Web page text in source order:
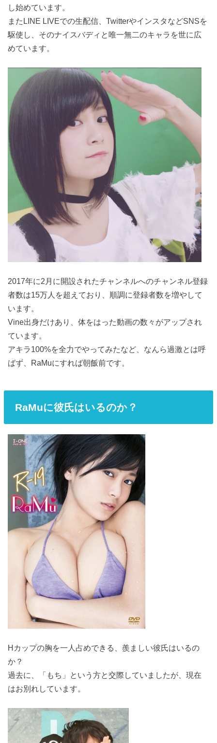
し始めています。
またLINE LIVEでの生配信、TwitterやインスタなどSNSを
駆使し、そのナイスバディと唯一無二のキャラを世に広
めています。
2017年に2月に開設されたチャンネルへのチャンネル登録
者数は15万人を超えており、順調に登録者数を増やして
います。
Vine出身だけあり、体をはった動画の数々がアップされ
ています。
アキラ100%を全力でやってみたなど、なんら過激とは呼
ばず、RaMuにすれば朝飯前です。
RaMuに彼氏はいるのか？
Hカップの胸を一人占めできる、羨ましい彼氏はいるの
か？
過去に、「もち」という方と交際していましたが、現在
はお別れしています。